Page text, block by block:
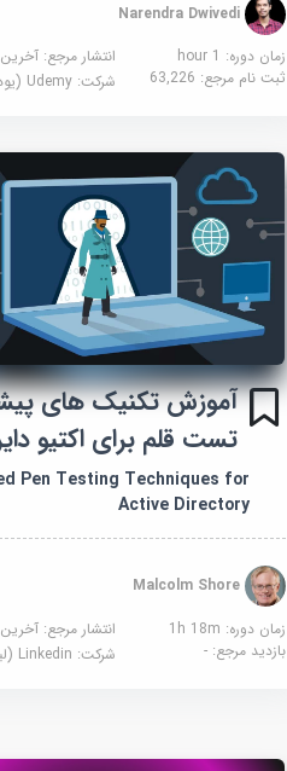
زمان دوره: 1 hour
انتشار مرجع:
ثبت نام مرجع: 63,226 شرکت: Udemy (یودمی)
آموزش تکنیک های
تست قلم برای اکتیو
Pen Testing Techniques for
Active Directory
زمان دوره: 1h 18m
انتشار مرجع:
بازدید مرجع: - شرکت: Linkedin (لینکدین)